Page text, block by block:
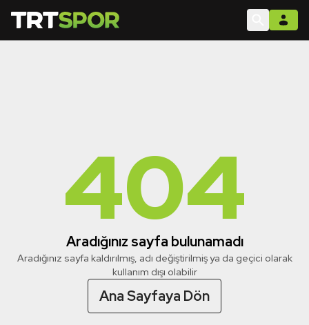
404
Aradığınız sayfa bulunamadı
Aradığınız sayfa kaldırılmış, adı değiştirilmiş ya da geçici olarak
kullanım dışı olabilir
Ana Sayfaya Dön